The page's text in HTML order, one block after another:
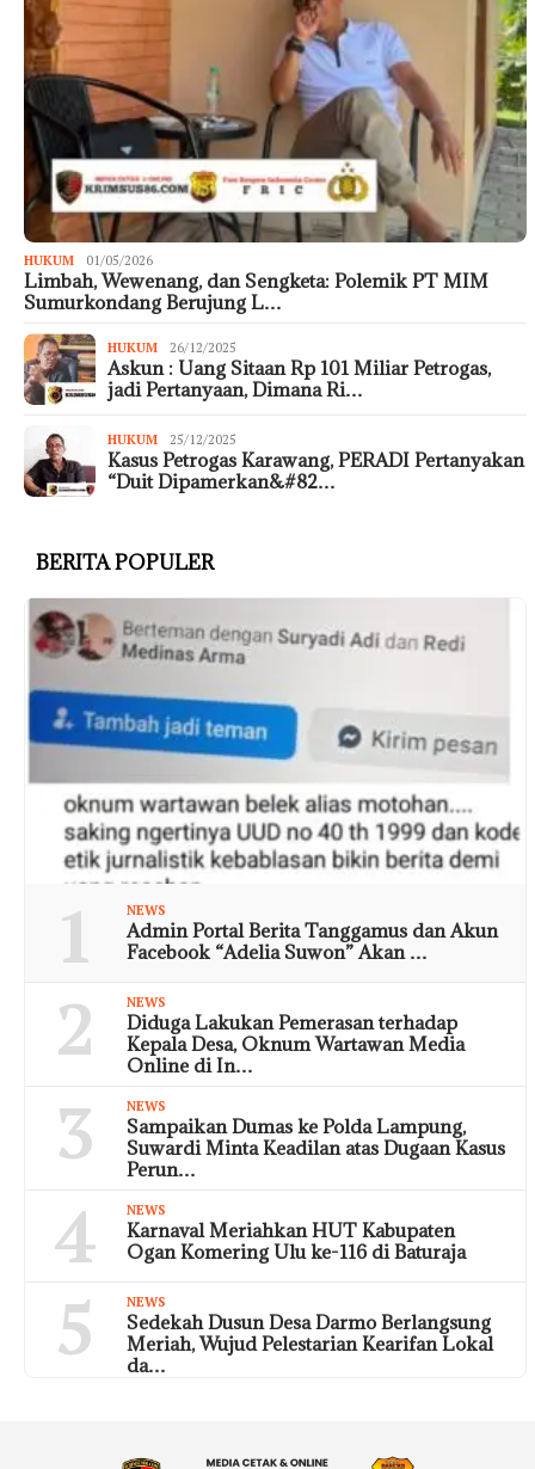
HUKUM 01/05/2026
Limbah, Wewenang, dan Sengketa: Polemik PT MIM
Sumurkondang Berujung L…
HUKUM 26/12/2025
Askun : Uang Sitaan Rp 101 Miliar Petrogas,
jadi Pertanyaan, Dimana Ri…
HUKUM 25/12/2025
Kasus Petrogas Karawang, PERADI Pertanyakan
“Duit Dipamerkan&#82…
BERITA POPULER
1 NEWS
Admin Portal Berita Tanggamus dan Akun
Facebook “Adelia Suwon” Akan …
2 NEWS
Diduga Lakukan Pemerasan terhadap
Kepala Desa, Oknum Wartawan Media
Online di In…
3 NEWS
Sampaikan Dumas ke Polda Lampung,
Suwardi Minta Keadilan atas Dugaan Kasus
Perun…
4 NEWS
Karnaval Meriahkan HUT Kabupaten
Ogan Komering Ulu ke-116 di Baturaja
5 NEWS
Sedekah Dusun Desa Darmo Berlangsung
Meriah, Wujud Pelestarian Kearifan Lokal
da…